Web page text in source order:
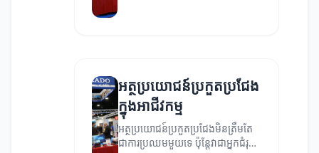
ដើម្បីប្រើប្រាស់វាដើម្បីផ្តល់អត្ថប្រយោជន៍
អត្ថប្រយោជន៍ប្រកួតប្រជែង
ក្នុងអាជីវកម្ម
អត្ថប្រយោជន៍ប្រកួតប្រជែងមិនត្រឹមតែ
ជាការប្រឈមមួយទេ ប៉ុន្តែវាជាអ្នកជំរុញ